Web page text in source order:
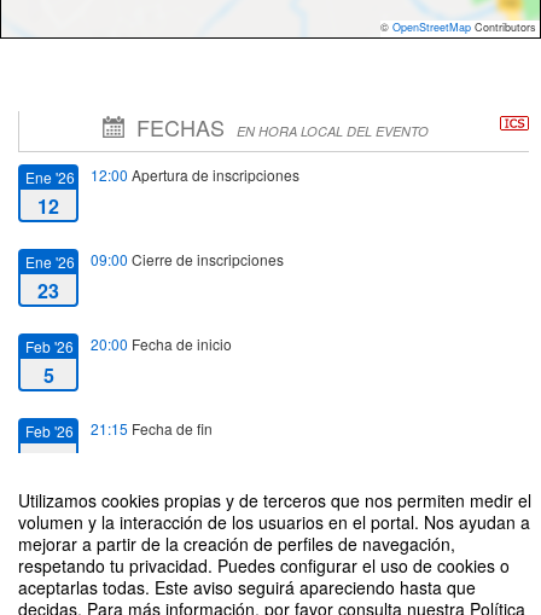
Utilizamos cookies propias y de terceros que nos permiten medir el
volumen y la interacción de los usuarios en el portal. Nos ayudan a
mejorar a partir de la creación de perfiles de navegación,
respetando tu privacidad. Puedes configurar el uso de cookies o
aceptarlas todas. Este aviso seguirá apareciendo hasta que
decidas. Para más información, por favor consulta nuestra Política
© OpenStreetMap Contributors
FECHAS EN HORA LOCAL DEL EVENTO
Ene '26
12
12:00 Apertura de inscripciones
Ene '26
23
09:00 Cierre de inscripciones
Feb '26
5
20:00 Fecha de inicio
Feb '26 21:15 Fecha de fin
Cion: Requiem of Ravel’s Boléro. Danza y música